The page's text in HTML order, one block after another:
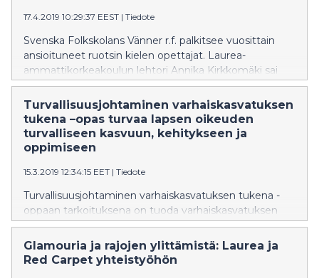
17.4.2019 10:29:37 EEST | Tiedote
Svenska Folkskolans Vänner r.f. palkitsee vuosittain
ansioituneet ruotsin kielen opettajat. Laurea-
ammattikorkeakoulun lehtori Annika Kirkkomäki sai
tunnustuksen pitkäjänteisen ja ansiokkaan työnsä
johdosta.
Turvallisuusjohtaminen varhaiskasvatuksen
tukena –opas turvaa lapsen oikeuden
turvalliseen kasvuun, kehitykseen ja
oppimiseen
15.3.2019 12:34:15 EET | Tiedote
Turvallisuusjohtaminen varhaiskasvatuksen tukena -
oppaan tarkoituksena on tuoda varhaiskasvatuksen
asiantuntijoille riskilähtöinen, ennakoiva ymmärrys
turvallisuudesta ja riskienhallinnasta.
Glamouria ja rajojen ylittämistä: Laurea ja
Red Carpet yhteistyöhön